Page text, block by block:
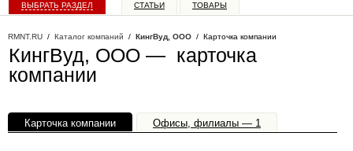
ВЫБРАТЬ РАЗДЕЛ СТАТЬИ ТОВАРЫ
RMNT.RU / Каталог компаний / КингВуд, ООО / Карточка компании
КингВуд, ООО — карточка
компании
Карточка компании Офисы, филиалы — 1